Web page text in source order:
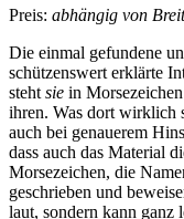
Preis: abhängig von
Die einmal gefundene
schützenswert erklärte
steht sie in
ihren. Was dort wirklich
auch bei genauerem
dass auch das Material
Morsezeichen, die
geschrieben und
laut, sondern kann ganz